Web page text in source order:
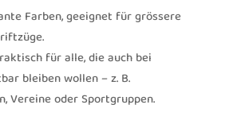
Farben, geeignet für grössere
für alle, die auch bei
bleiben wollen – z. B.
Vereine oder Sportgruppen.